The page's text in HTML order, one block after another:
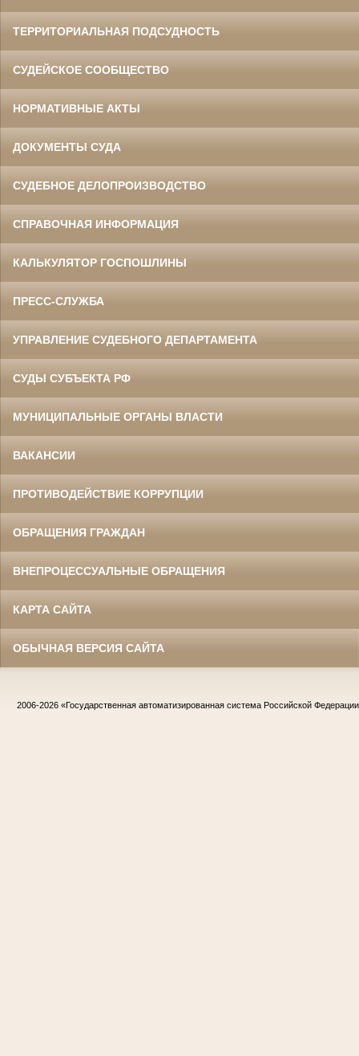
ТЕРРИТОРИАЛЬНАЯ ПОДСУДНОСТЬ
СУДЕЙСКОЕ СООБЩЕСТВО
НОРМАТИВНЫЕ АКТЫ
ДОКУМЕНТЫ СУДА
СУДЕБНОЕ ДЕЛОПРОИЗВОДСТВО
СПРАВОЧНАЯ ИНФОРМАЦИЯ
КАЛЬКУЛЯТОР ГОСПОШЛИНЫ
ПРЕСС-СЛУЖБА
УПРАВЛЕНИЕ СУДЕБНОГО ДЕПАРТАМЕНТА
СУДЫ СУБЪЕКТА РФ
МУНИЦИПАЛЬНЫЕ ОРГАНЫ ВЛАСТИ
ВАКАНСИИ
ПРОТИВОДЕЙСТВИЕ КОРРУПЦИИ
ОБРАЩЕНИЯ ГРАЖДАН
ВНЕПРОЦЕССУАЛЬНЫЕ ОБРАЩЕНИЯ
КАРТА САЙТА
ОБЫЧНАЯ ВЕРСИЯ САЙТА
2006-2026 «Государственная автоматизированная система Российской